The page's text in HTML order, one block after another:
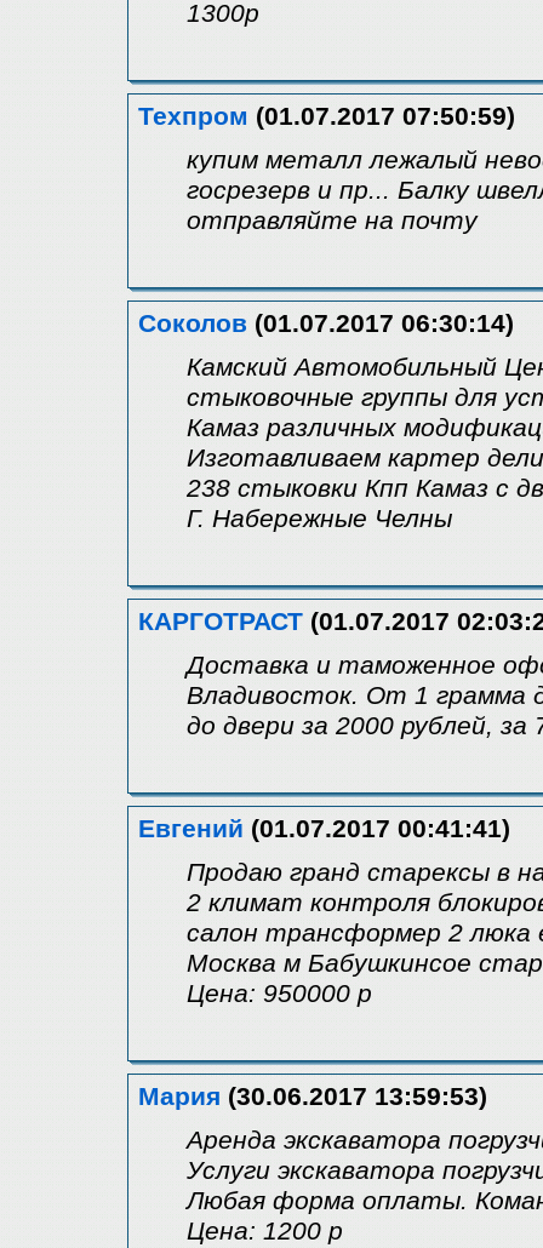
1300р
Техпром (01.07.2017 07:50:59)
купим металл лежалый
госрезерв и пр... Балку
отправляйте на почту
Соколов (01.07.2017 06:30:14)
Камский Автомобильный
стыковочные группы для
Камаз различных
Изготавливаем картер
238 стыковки Кпп Камаз с
Г. Набережные Челны
КАРГОТРАСТ (01.07.2017
Доставка и таможенное
Владивосток. От 1 грамма
до двери за 2000 рублей,
Евгений (01.07.2017 00:41:41)
Продаю гранд старексы в
2 климат контроля
салон трансформер 2
Москва м Бабушкинсое
Цена: 950000 р
Мария (30.06.2017 13:59:53)
Аренда экскаватора
Услуги экскаватора
Любая форма оплаты.
Цена: 1200 р